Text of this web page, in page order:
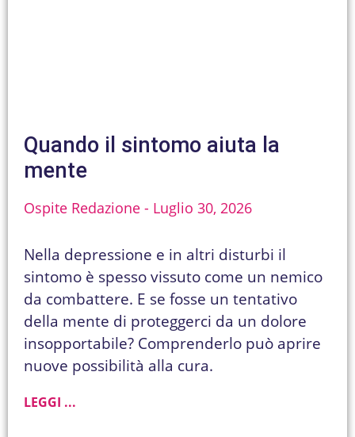
Quando il sintomo aiuta la
mente
Ospite Redazione Luglio 30, 2026
Nella depressione e in altri disturbi il
sintomo è spesso vissuto come un nemico
da combattere. E se fosse un tentativo
della mente di proteggerci da un dolore
insopportabile? Comprenderlo può aprire
nuove possibilità alla cura.
LEGGI ...